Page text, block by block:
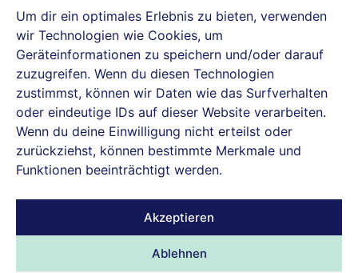
Um dir ein optimales Erlebnis zu bieten, verwenden
wir Technologien wie Cookies, um
Geräteinformationen zu speichern und/oder darauf
zuzugreifen. Wenn du diesen Technologien
zustimmst, können wir Daten wie das Surfverhalten
oder eindeutige IDs auf dieser Website verarbeiten.
Wenn du deine Einwilligung nicht erteilst oder
zurückziehst, können bestimmte Merkmale und
Funktionen beeinträchtigt werden.
Akzeptieren
Ablehnen
Partner von Proxmox Server Solutions.
Datenschutz
Cookie-Richtlinie (EU)
Allgemeine Geschäftsbedingungen
Impressum
@ 2026 IBH connect GmbH. Alle Rechte
vorbehalten.